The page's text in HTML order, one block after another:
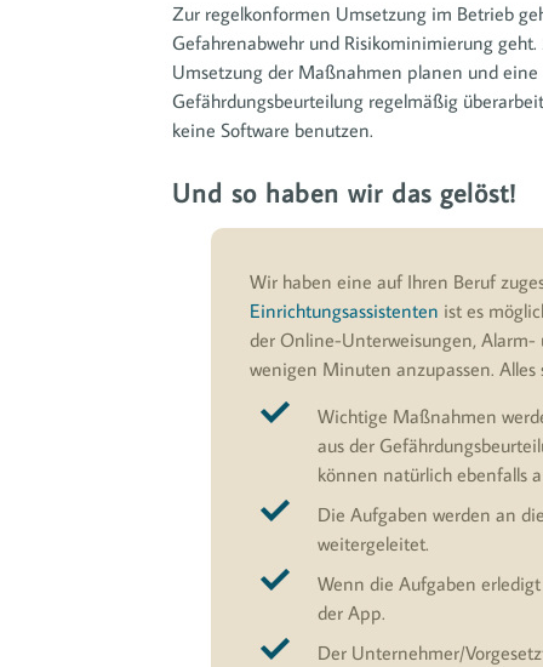
Zur regelkonformen Umsetzung im Betrieb
Gefahrenabwehr und Risikominimierung
Umsetzung der Maßnahmen planen und
Gefährdungsbeurteilung regelmäßig
keine Software benutzen.
Und so haben wir das gelöst!
Wir haben eine auf Ihren Beruf
Einrichtungsassistenten ist es
der Online-Unterweisungen,
wenigen Minuten anzupassen.
Wichtige Maßnahmen
aus der
können natürlich ebenfalls
Die Aufgaben werden an
weitergeleitet.
Wenn die Aufgaben
der App.
Der Unternehmer/